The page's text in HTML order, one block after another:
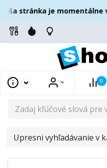
stránka je momentálne
0
UPRESNI
V